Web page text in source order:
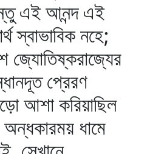
এই আনন্দ এই
স্বাভাবিক নহে;
জ্যোতিষ্করাজ্যের
প্রেরণ
আশা করিয়াছিল
ধামে